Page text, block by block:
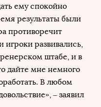
ему спокойно
результаты были
противоречит
игроки развивались,
штабе, и в
дайте мне немного
В любом
– заявил